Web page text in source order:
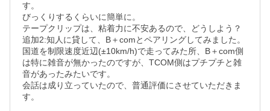
す。
びっくりするくらいに簡単に。
テープクリップは、粘着力に不安あるので、どうしよう？
追加2:知人に貸して、B＋comとペアリングしてみました。
国道を制限速度近辺(±10km/h)で走ってみた所、B＋com側
は特に雑音が無かったのですが、TCOM側はプチプチと雑
音があったみたいです。
会話は成り立っていたので、普通評価にさせていただきま
す。